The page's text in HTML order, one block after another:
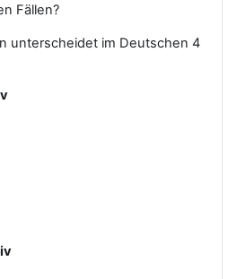
Fällen?
unterscheidet im Deutschen 4